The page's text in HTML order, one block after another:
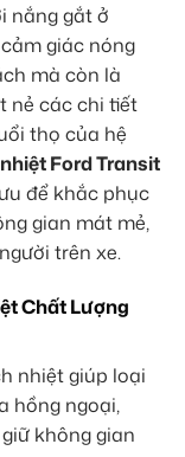
nắng gắt ở
giác nóng
mà còn là
nẻ các chi tiết
thọ của hệ
Ford Transit
để khắc phục
gian mát mẻ,
trên xe.
Chất Lượng
nhiệt giúp loại
hồng ngoại,
không gian